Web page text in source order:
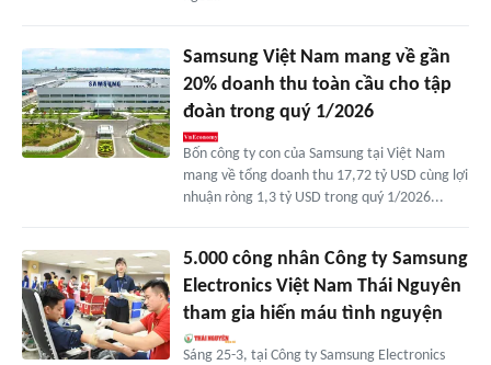
Samsung Việt Nam mang về gần
20% doanh thu toàn cầu cho tập
đoàn trong quý 1/2026
Bốn công ty con của Samsung tại Việt Nam
mang về tổng doanh thu 17,72 tỷ USD cùng lợi
nhuận ròng 1,3 tỷ USD trong quý 1/2026...
5.000 công nhân Công ty Samsung
Electronics Việt Nam Thái Nguyên
tham gia hiến máu tình nguyện
Sáng 25-3, tại Công ty Samsung Electronics